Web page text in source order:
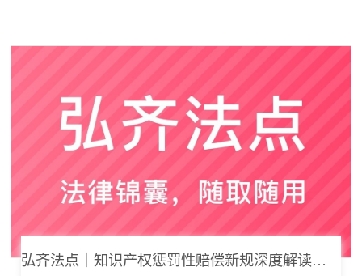
弘齐法点｜知识产权惩罚性赔偿新规深度解读： 从“赔得起”到“赔不起”的司法逻辑